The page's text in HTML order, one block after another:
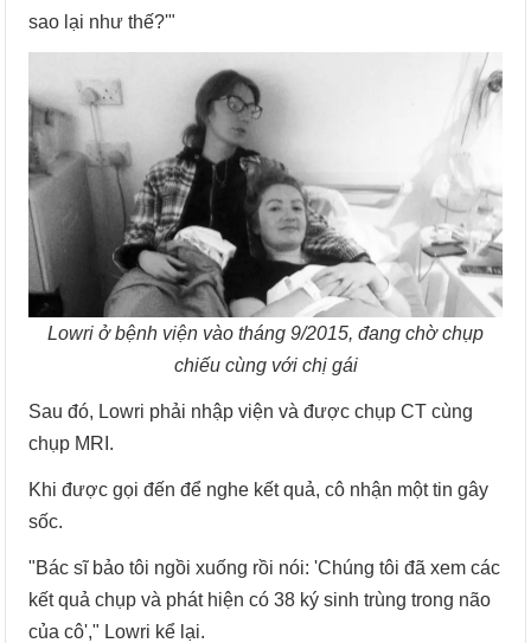
sao lại như thế?'"
Lowri ở bệnh viện vào tháng 9/2015, đang chờ chụp
chiếu cùng với chị gái
Sau đó, Lowri phải nhập viện và được chụp CT cùng
chụp MRI.
Khi được gọi đến để nghe kết quả, cô nhận một tin gây
sốc.
"Bác sĩ bảo tôi ngồi xuống rồi nói: 'Chúng tôi đã xem các
kết quả chụp và phát hiện có 38 ký sinh trùng trong não
của cô'," Lowri kể lại.